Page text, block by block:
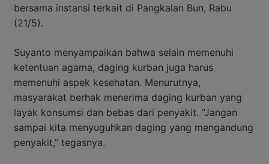
bersama instansi terkait di Pangkalan Bun, Rabu
(21/5).
Suyanto menyampaikan bahwa selain memenuhi
ketentuan agama, daging kurban juga harus
memenuhi aspek kesehatan. Menurutnya,
masyarakat berhak menerima daging kurban yang
layak konsumsi dan bebas dari penyakit. “Jangan
sampai kita menyuguhkan daging yang mengandung
penyakit,” tegasnya.